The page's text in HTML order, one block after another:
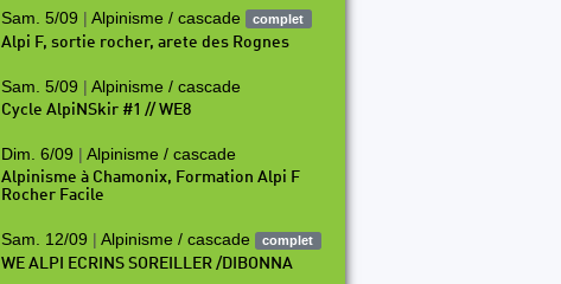
Sam. 5/09 | Alpinisme / cascade complet
Alpi F, sortie rocher, arete des Rognes
Sam. 5/09 | Alpinisme / cascade
Cycle AlpiNSkir #1 // WE8
Dim. 6/09 | Alpinisme / cascade
Alpinisme à Chamonix, Formation Alpi F
Rocher Facile
Sam. 12/09 | Alpinisme / cascade complet
WE ALPI ECRINS SOREILLER /DIBONNA